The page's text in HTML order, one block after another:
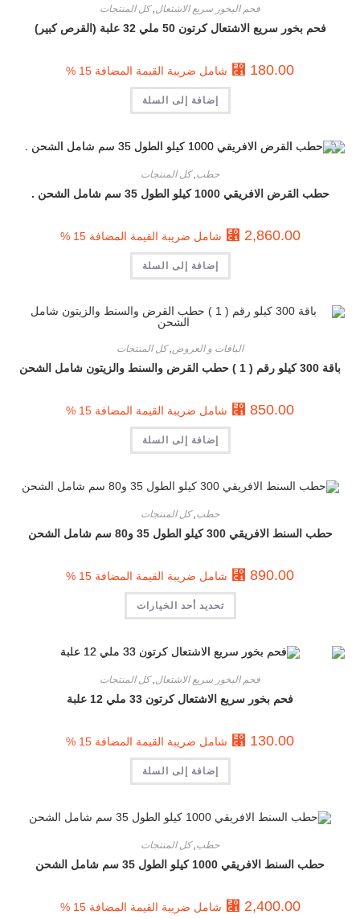
فحم البخور سريع الاشتعال,كل المنتجات
فحم بخور سريع الاشتعال كرتون 50 ملي 32 علبة (القرص كبير)
⃁ 180.00 شامل ضريبة القيمة المضافة 15 %
إضافة إلى السلة
حطب,كل المنتجات
حطب القرض الافريقي 1000 كيلو الطول 35 سم شامل الشحن .
⃁ 2,860.00 شامل ضريبة القيمة المضافة 15 %
إضافة إلى السلة
الباقات و العروض,كل المنتجات
باقة 300 كيلو رقم ( 1 ) حطب القرض والسنط والزيتون شامل الشحن
⃁ 850.00 شامل ضريبة القيمة المضافة 15 %
إضافة إلى السلة
حطب,كل المنتجات
حطب السنط الافريقي 300 كيلو الطول 35 و80 سم شامل الشحن
⃁ 890.00 شامل ضريبة القيمة المضافة 15 %
تحديد أحد الخيارات
فحم البخور سريع الاشتعال,كل المنتجات
فحم بخور سريع الاشتعال كرتون 33 ملي 12 علبة
⃁ 130.00 شامل ضريبة القيمة المضافة 15 %
إضافة إلى السلة
حطب ,كل المنتجات
حطب السنط الافريقي 1000 كيلو الطول 35 سم شامل الشحن
⃁ 2,400.00 شامل ضريبة القيمة المضافة 15 %